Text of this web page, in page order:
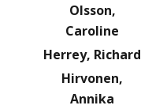
Olsson,
Caroline
Herrey, Richard
Hirvonen,
Annika